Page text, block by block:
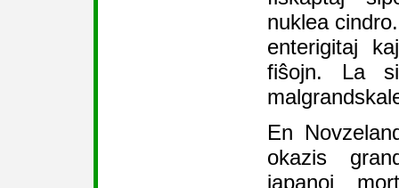
nuklea
enterigitaj
fiŝojn. La
En
okazis
japanoj